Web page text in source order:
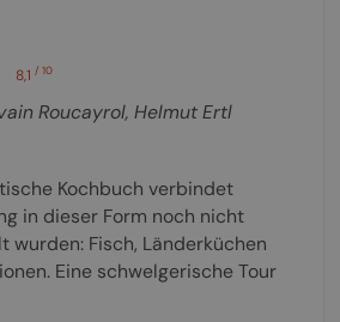
8,1/ 10
Roucayrol, Helmut Ertl
Kochbuch verbindet
in dieser Form noch nicht
wurden: Fisch, Länderküchen
Eine schwelgerische Tour